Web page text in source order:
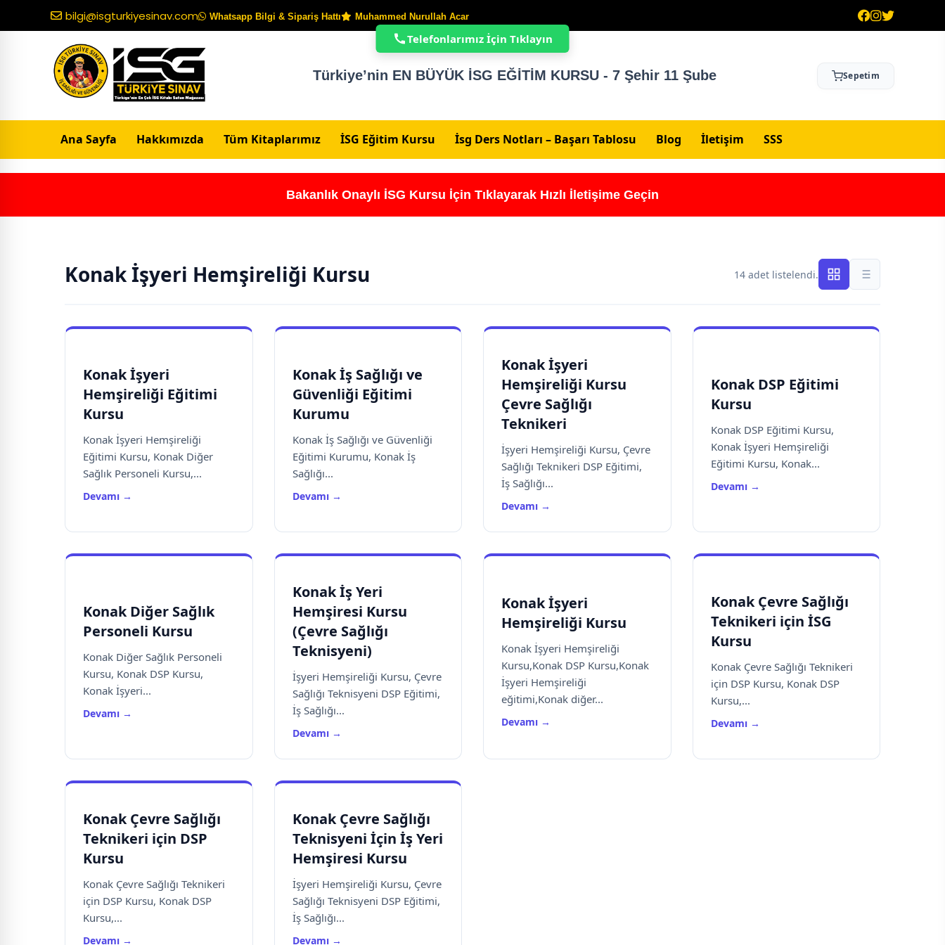
bilgi@isgturkiyesinav.com Whatsapp Bilgi & Sipariş Hattı Muhammed Nurullah Acar
Türkiye’nin EN BÜYÜK İSG EĞİTİM KURSU - 7 Şehir 11 Şube Sepetim
Ana Sayfa Hakkımızda Tüm Kitaplarımız İSG Eğitim Kursu İsg Ders Notları – Başarı Tablosu Blog İletişim SSS
Bakanlık Onaylı İSG Kursu İçin Tıklayarak Hızlı İletişime Geçin
Konak İşyeri Hemşireliği Kursu 14 adet listelendi.
Konak İşyeri
Hemşireliği Eğitimi
Kursu
Konak İşyeri Hemşireliği
Eğitimi Kursu, Konak Diğer
Sağlık Personeli Kursu,...
Devamı →
Konak İş Sağlığı ve
Güvenliği Eğitimi
Kurumu
Konak İş Sağlığı ve Güvenliği
Eğitimi Kurumu, Konak İş
Sağlığı...
Devamı →
Konak İşyeri
Hemşireliği Kursu
Çevre Sağlığı
Teknikeri
İşyeri Hemşireliği Kursu, Çevre
Sağlığı Teknikeri DSP Eğitimi,
İş Sağlığı...
Devamı →
Konak DSP Eğitimi
Kursu
Konak DSP Eğitimi Kursu,
Konak İşyeri Hemşireliği
Eğitimi Kursu, Konak...
Devamı →
Konak Diğer Sağlık
Personeli Kursu
Konak Diğer Sağlık Personeli
Kursu, Konak DSP Kursu,
Konak İşyeri...
Devamı →
Konak İş Yeri
Hemşiresi Kursu
(Çevre Sağlığı
Teknisyeni)
İşyeri Hemşireliği Kursu, Çevre
Sağlığı Teknisyeni DSP Eğitimi,
İş Sağlığı...
Devamı →
Konak İşyeri
Hemşireliği Kursu
Konak İşyeri Hemşireliği
Kursu,Konak DSP Kursu,Konak
İşyeri Hemşireliği
eğitimi,Konak diğer...
Devamı →
Konak Çevre Sağlığı
Teknikeri için İSG
Kursu
Konak Çevre Sağlığı Teknikeri
için DSP Kursu, Konak DSP
Kursu,...
Devamı →
Konak Çevre Sağlığı
Teknikeri için DSP
Kursu
Konak Çevre Sağlığı Teknikeri
için DSP Kursu, Konak DSP
Kursu,...
Devamı →
Konak Çevre Sağlığı
Teknisyeni İçin İş Yeri
Hemşiresi Kursu
İşyeri Hemşireliği Kursu, Çevre
Sağlığı Teknisyeni DSP Eğitimi,
İş Sağlığı...
Devamı →
Telefonlarımız İçin Tıklayın